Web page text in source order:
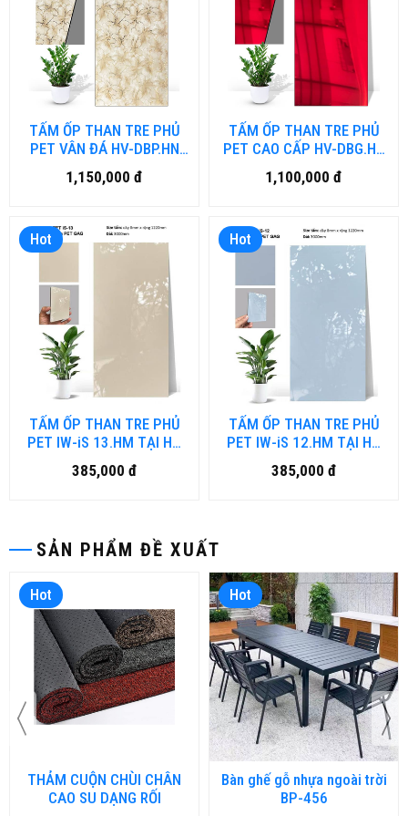
SẢN PHẨM ĐỀ XUẤT
Hot
THẢM CUỘN CHÙI CHÂN
CAO SU DẠNG RỐI
Hot
Bàn ghế gỗ nhựa ngoài trời
BP-456
TẤM ỐP THAN TRE PHỦ
PET VÂN ĐÁ HV-DBP.HN
TẠI HÀ NỘI
1,150,000 đ
TẤM ỐP THAN TRE PHỦ
PET CAO CẤP HV-DBG.HN
TẠI HÀ NỘI
1,100,000 đ
Hot
TẤM ỐP THAN TRE PHỦ
PET IW-iS 13.HM TẠI HỒ
CHÍ MINH
385,000 đ
Hot
TẤM ỐP THAN TRE PHỦ
PET IW-iS 12.HM TẠI HỒ
CHÍ MINH
385,000 đ